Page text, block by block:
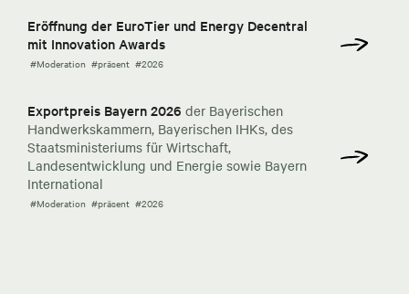
Eröffnung der EuroTier und Energy Decentral
mit Innovation Awards
#Moderation #präsent #2026
Exportpreis Bayern 2026 der Bayerischen
Handwerkskammern, Bayerischen IHKs, des
Staatsministeriums für Wirtschaft,
Landesentwicklung und Energie sowie Bayern
International
#Moderation #präsent #2026